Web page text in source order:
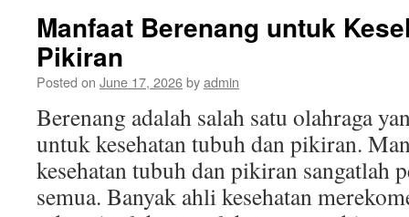
Manfaat Berenang untuk
Pikiran
Posted on June 17, 2026byadmin
Berenang adalah salah satu olahraga
untuk kesehatan tubuh dan pikiran.
kesehatan tubuh dan pikiran sangatlah
semua. Banyak ahli kesehatan